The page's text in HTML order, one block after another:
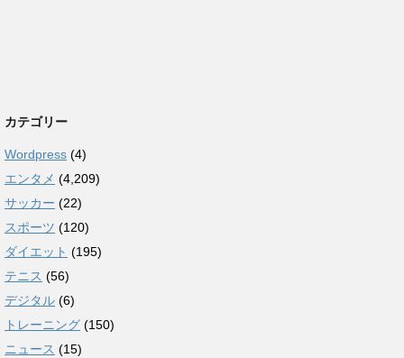
カテゴリー
Wordpress (4)
エンタメ (4,209)
サッカー (22)
スポーツ (120)
ダイエット (195)
テニス (56)
デジタル (6)
トレーニング (150)
ニュース (15)